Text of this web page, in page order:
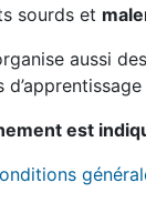
sourds et
aussi
est